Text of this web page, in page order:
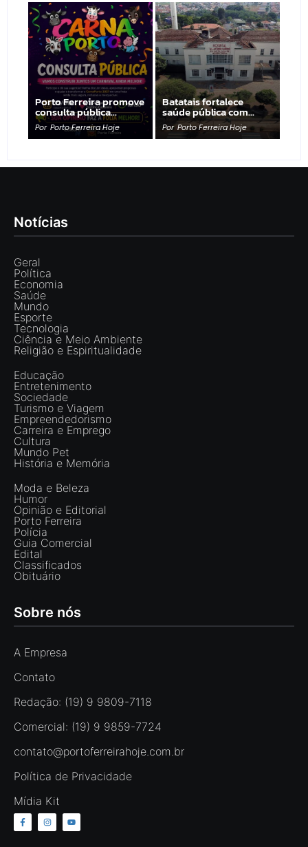
Porto Ferreira promove
consulta pública…
Por Porto Ferreira Hoje
Batatais fortalece
saúde pública com…
Por Porto Ferreira Hoje
Notícias
Geral
Política
Economia
Saúde
Mundo
Esporte
Tecnologia
Ciência e Meio Ambiente
Religião e Espiritualidade
Educação
Entretenimento
Sociedade
Turismo e Viagem
Empreendedorismo
Carreira e Emprego
Cultura
Mundo Pet
História e Memória
Moda e Beleza
Humor
Opinião e Editorial
Porto Ferreira
Polícia
Guia Comercial
Edital
Classificados
Obituário
Sobre nós
A Empresa
Contato
Redação: (19) 9 9809-7118
Comercial: (19) 9 9859-7724
contato@portoferreirahoje.com.br
Política de Privacidade
Mídia Kit